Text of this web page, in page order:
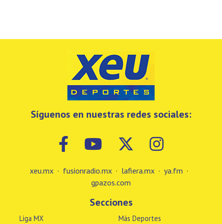
Síguenos en nuestras redes sociales:
xeu.mx · fusionradio.mx · lafiera.mx · ya.fm ·
gpazos.com
Secciones
Liga MX Más Deportes